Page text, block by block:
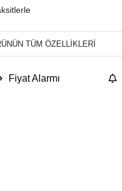
TÜM ÖZELLİKLERİ
Fiyat Alarmı